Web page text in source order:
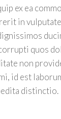
ex ea
in
quos
non
id est
distinctio.